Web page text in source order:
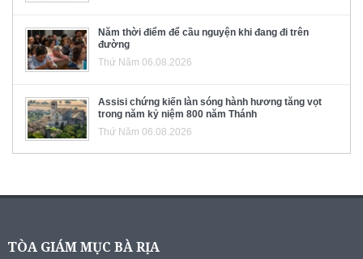
Năm thời điểm để cầu nguyện khi đang đi trên
đường
Thứ Năm 06.08.2026
Assisi chứng kiến làn sóng hành hương tăng vọt
trong năm kỷ niệm 800 năm Thánh
Thứ Năm 06.08.2026
TÒA GIÁM MỤC BÀ RỊA